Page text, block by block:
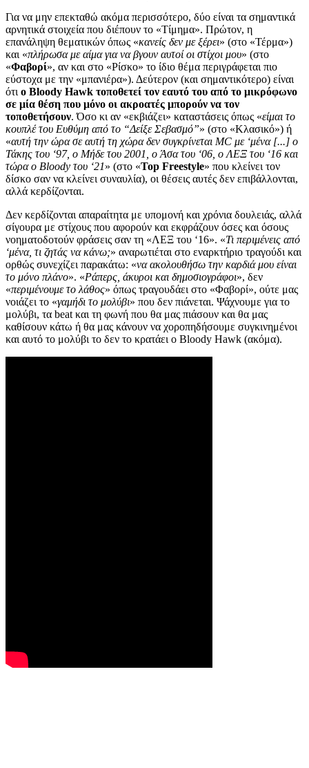
Για να μην επεκταθώ ακόμα περισσότερο, δύο είναι τα σημαντικά
αρνητικά στοιχεία που διέπουν το «Τίμημα». Πρώτον, η
επανάληψη θεματικών όπως «κανείς δεν με ξέρει» (στο «Τέρμα»)
και «πλήρωσα με αίμα για να βγουν αυτοί οι στίχοι μου» (στο
«Φαβορί», αν και στο «Ρίσκο» το ίδιο θέμα περιγράφεται πιο
εύστοχα με την «μπανιέρα»). Δεύτερον (και σημαντικότερο) είναι
ότι ο Bloody Hawk τοποθετεί τον εαυτό του από το μικρόφωνο
σε μία θέση που μόνο οι ακροατές μπορούν να τον
τοποθετήσουν. Όσο κι αν «εκβιάζει» καταστάσεις όπως «είμαι το
κουπλέ του Ευθύμη από το “Δείξε Σεβασμό”» (στο «Κλασικό») ή
«αυτή την ώρα σε αυτή τη χώρα δεν συγκρίνεται MC με ‘μένα [...] ο
Τάκης του ‘97, ο Μήδε του 2001, ο Άσα του ‘06, ο ΛΕΞ του ‘16 και
τώρα ο Bloody του ‘21» (στο «Top Freestyle» που κλείνει τον
δίσκο σαν να κλείνει συναυλία), οι θέσεις αυτές δεν επιβάλλονται,
αλλά κερδίζονται.
Δεν κερδίζονται απαραίτητα με υπομονή και χρόνια δουλειάς, αλλά
σίγουρα με στίχους που αφορούν και εκφράζουν όσες και όσους
νοηματοδοτούν φράσεις σαν τη «ΛΕΞ του ‘16». «Τι περιμένεις από
‘μένα, τι ζητάς να κάνω;» αναρωτιέται στο εναρκτήριο τραγούδι και
ορθώς συνεχίζει παρακάτω: «να ακολουθήσω την καρδιά μου είναι
το μόνο πλάνο». «Ράπερς, άκυροι και δημοσιογράφοι», δεν
«περιμένουμε το λάθος» όπως τραγουδάει στο «Φαβορί», ούτε μας
νοιάζει το «γαμήδι το μολύβι» που δεν πιάνεται. Ψάχνουμε για το
μολύβι, τα beat και τη φωνή που θα μας πιάσουν και θα μας
καθίσουν κάτω ή θα μας κάνουν να χοροπηδήσουμε συγκινημένοι
και αυτό το μολύβι το δεν το κρατάει ο Bloody Hawk (ακόμα).